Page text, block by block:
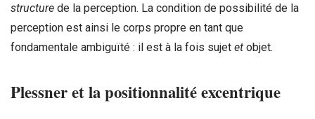
structure de la perception. La condition de possibilité de la
perception est ainsi le corps propre en tant que
fondamentale ambiguïté : il est à la fois sujet et objet.
Plessner et la positionnalité excentrique